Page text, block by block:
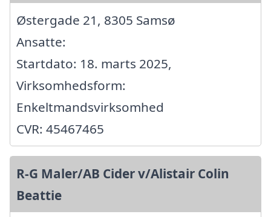
Østergade 21, 8305 Samsø
Ansatte:
Startdato: 18. marts 2025,
Virksomhedsform:
Enkeltmandsvirksomhed
CVR: 45467465
R-G Maler/AB Cider v/Alistair Colin
Beattie